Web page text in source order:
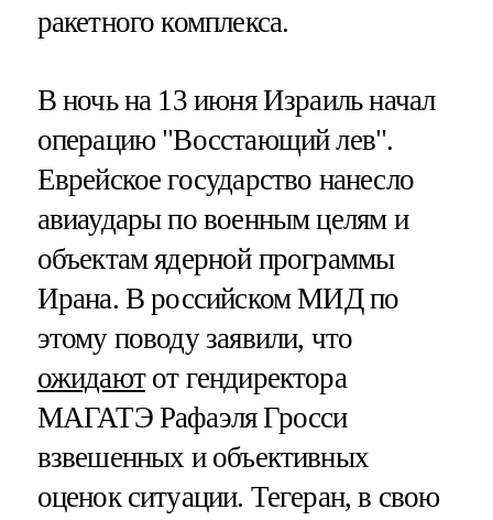
ракетного комплекса.
В ночь на 13 июня Израиль начал
операцию "Восстающий лев".
Еврейское государство нанесло
авиаудары по военным целям и
объектам ядерной программы
Ирана. В российском МИД по
этому поводу заявили, что
ожидаютот гендиректора
МАГАТЭ Рафаэля Гросси
взвешенных и объективных
оценок ситуации. Тегеран, в свою